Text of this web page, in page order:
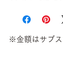
※金額はサブ